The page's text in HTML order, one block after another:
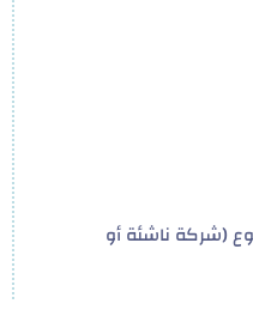
(شركة ناشئة أو